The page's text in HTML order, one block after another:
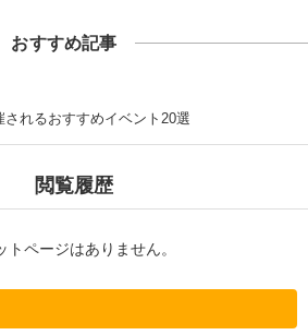
おすすめ記事
れるおすすめイベント20選
閲覧履歴
ページはありません。